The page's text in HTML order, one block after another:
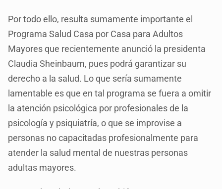
Por todo ello, resulta sumamente importante el
Programa Salud Casa por Casa para Adultos
Mayores que recientemente anunció la presidenta
Claudia Sheinbaum, pues podrá garantizar su
derecho a la salud. Lo que sería sumamente
lamentable es que en tal programa se fuera a omitir
la atención psicológica por profesionales de la
psicología y psiquiatría, o que se improvise a
personas no capacitadas profesionalmente para
atender la salud mental de nuestras personas
adultas mayores.